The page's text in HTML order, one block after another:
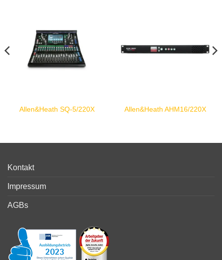
Allen&Heath SQ-5/220X Allen&Heath AHM16/220X
Kontakt
Impressum
AGBs